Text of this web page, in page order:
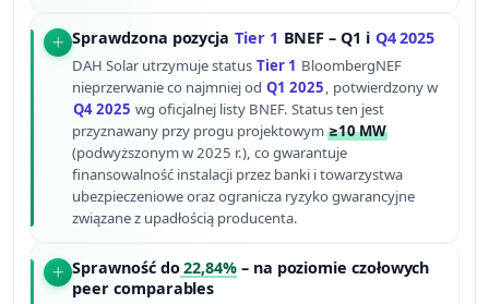
Sprawdzona pozycja Tier 1 BNEF – Q1 i Q4 2025
DAH Solar utrzymuje status Tier 1 BloombergNEF
nieprzerwanie co najmniej od Q1 2025, potwierdzony w
Q4 2025 wg oficjalnej listy BNEF. Status ten jest
przyznawany przy progu projektowym≥10 MW
(podwyższonym w 2025 r.), co gwarantuje
finansowalność instalacji przez banki i towarzystwa
ubezpieczeniowe oraz ogranicza ryzyko gwarancyjne
związane z upadłością producenta.
Sprawność do22,84% – na poziomie czołowych
peer comparables